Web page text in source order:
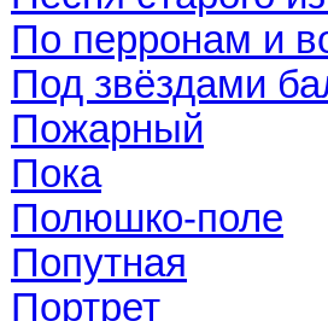
По перронам и
Под звёздами
Пожарный
Пока
Полюшко-поле
Попутная
Портрет